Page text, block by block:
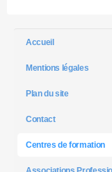
Accueil
Mentions légales
Plan du site
Contact
Centres de formation